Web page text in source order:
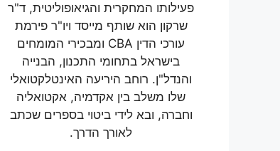
פעילותו המחקרית והגיאופוליטית, ד"ר
שרקון הוא שותף מייסד ויו"ר פירמת
עורכי הדין CBA ומבכירי המומחים
בישראל בתחומי התכנון, הבנייה
והנדל"ן. רוחב היריעה האינטלקטואלי
שלו משלב בין אקדמיה, אקטואליה
וחברה, ובא לידי ביטוי בספרים שכתב
לאורך הדרך.